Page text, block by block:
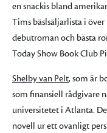
en snackis bland
Tims bäslsäljarlista i
debutroman och bästa
Today Show Book Club
Shelby van Pelt, som är
som finansiell rådgivare
universitetet i Atlanta.
novell ur ett ovanligt